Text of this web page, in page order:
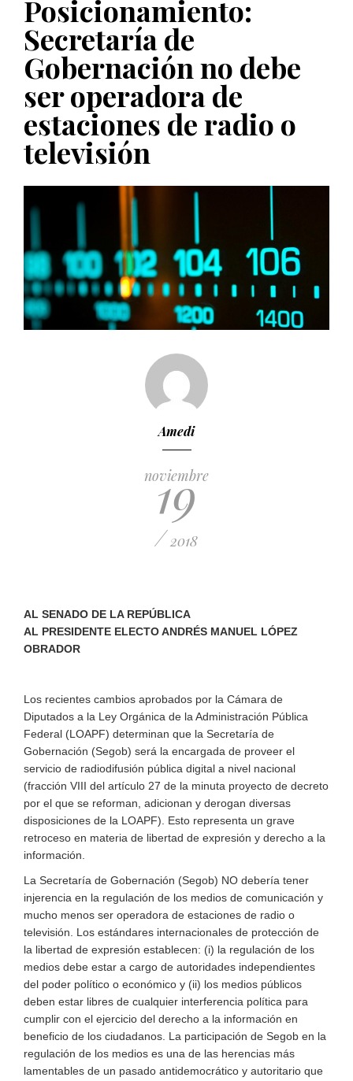
PUBLICADO EL 5 ENERO, 2023
Posicionamiento:
Secretaría de
Gobernación no debe
ser operadora de
estaciones de radio o
televisión
Amedi
noviembre
19
/ 2018
AL SENADO DE LA REPÚBLICA
AL PRESIDENTE ELECTO ANDRÉS MANUEL LÓPEZ
OBRADOR
Los recientes cambios aprobados por la Cámara de
Diputados a la Ley Orgánica de la Administración Pública
Federal (LOAPF) determinan que la Secretaría de
Gobernación (Segob) será la encargada de proveer el
servicio de radiodifusión pública digital a nivel nacional
(fracción VIII del artículo 27 de la minuta proyecto de decreto
por el que se reforman, adicionan y derogan diversas
disposiciones de la LOAPF). Esto representa un grave
retroceso en materia de libertad de expresión y derecho a la
información.
La Secretaría de Gobernación (Segob) NO debería tener
injerencia en la regulación de los medios de comunicación y
mucho menos ser operadora de estaciones de radio o
televisión. Los estándares internacionales de protección de
la libertad de expresión establecen: (i) la regulación de los
medios debe estar a cargo de autoridades independientes
del poder político o económico y (ii) los medios públicos
deben estar libres de cualquier interferencia política para
cumplir con el ejercicio del derecho a la información en
beneficio de los ciudadanos. La participación de Segob en la
regulación de los medios es una de las herencias más
lamentables de un pasado antidemocrático y autoritario que